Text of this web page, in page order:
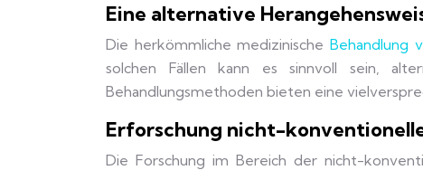
Eine alternative
Die herkömmliche medizinische Behandlung
solchen Fällen kann es sinnvoll sein,
Behandlungsmethoden bieten eine
Erforschung nicht-
Die Forschung im Bereich der nicht-